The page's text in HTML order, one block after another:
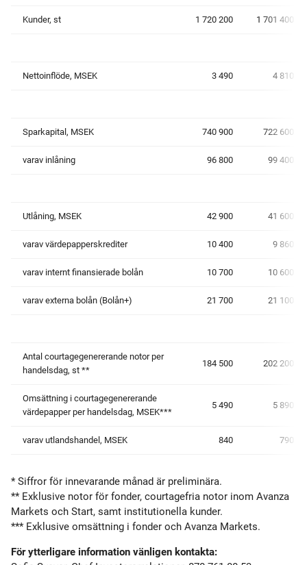
Kunder, st 1 720 200 1 701 400
Nettoinflöde, MSEK 3 490 4 810
Sparkapital, MSEK 740 900 722 600
varav inlåning 96 800 99 400
Utlåning, MSEK 42 900 41 600
varav värdepapperskrediter 10 400 9 860
varav internt finansierade bolån 10 700 10 600
varav externa bolån (Bolån+) 21 700 21 100
Antal courtagegenererande notor per
handelsdag, st **
184 500 202 200
Omsättning i courtagegenererande
värdepapper per handelsdag, MSEK***
5 490 5 890
varav utlandshandel, MSEK 840 790
* Siffror för innevarande månad är preliminära.
** Exklusive notor för fonder, courtagefria notor inom Avanza
Markets och Start, samt institutionella kunder.
*** Exklusive omsättning i fonder och Avanza Markets.
För ytterligare information vänligen kontakta: